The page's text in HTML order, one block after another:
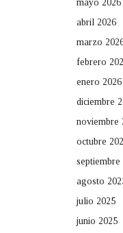
mayo 2026
abril 2026
marzo
febrero
enero 2026
diciembre
noviembre
octubre
septiembre
agosto
julio 2025
junio 2025